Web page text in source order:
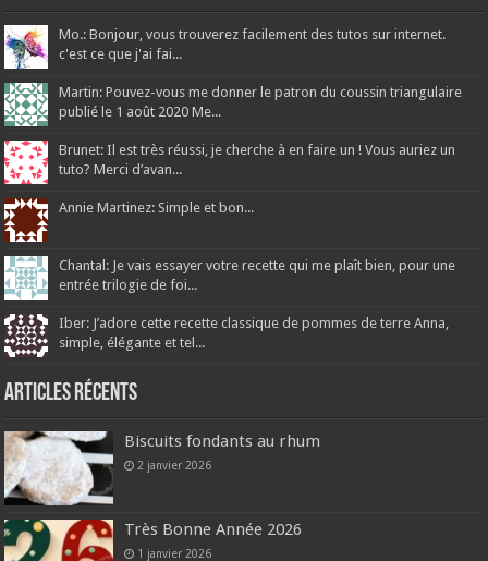
Mo.: Bonjour, vous trouverez facilement des tutos sur internet.
c'est ce que j'ai fai...
Martin: Pouvez-vous me donner le patron du coussin triangulaire
publié le 1 août 2020 Me...
Brunet: Il est très réussi, je cherche à en faire un ! Vous auriez un
tuto? Merci d’avan...
Annie Martinez: Simple et bon...
Chantal: Je vais essayer votre recette qui me plaît bien, pour une
entrée trilogie de foi...
Iber: J’adore cette recette classique de pommes de terre Anna,
simple, élégante et tel...
Articles récents
Biscuits fondants au rhum
2 janvier 2026
Très Bonne Année 2026
1 janvier 2026